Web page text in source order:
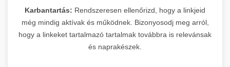
Karbantartás: Rendszeresen ellenőrizd, hogy a linkjeid
még mindig aktívak és működnek. Bizonyosodj meg arról,
hogy a linkeket tartalmazó tartalmak továbbra is relevánsak
és naprakészek.